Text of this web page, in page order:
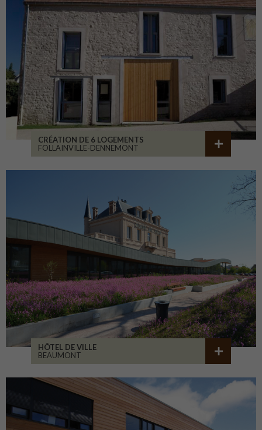
CRÉATION DE 6 LOGEMENTS
FOLLAINVILLE-DENNEMONT
HÔTEL DE VILLE
BEAUMONT